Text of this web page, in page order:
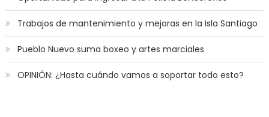
Trabajos de mantenimiento y mejoras en la Isla Santiago
Pueblo Nuevo suma boxeo y artes marciales
OPINIÓN: ¿Hasta cuándo vamos a soportar todo esto?